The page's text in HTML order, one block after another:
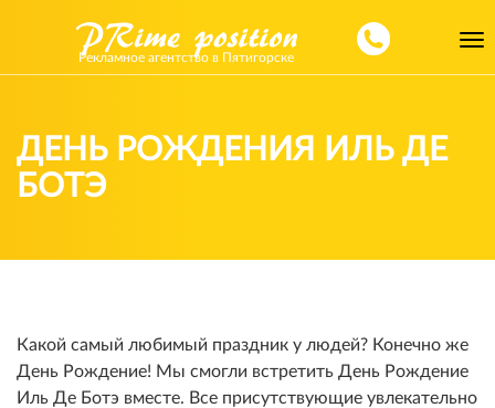
Рекламное агентство в Пятигорске
ДЕНЬ РОЖДЕНИЯ ИЛЬ ДЕ
БОТЭ
Какой самый любимый праздник у людей? Конечно же
День Рождение! Мы смогли встретить День Рождение
Иль Де Ботэ вместе. Все присутствующие увлекательно